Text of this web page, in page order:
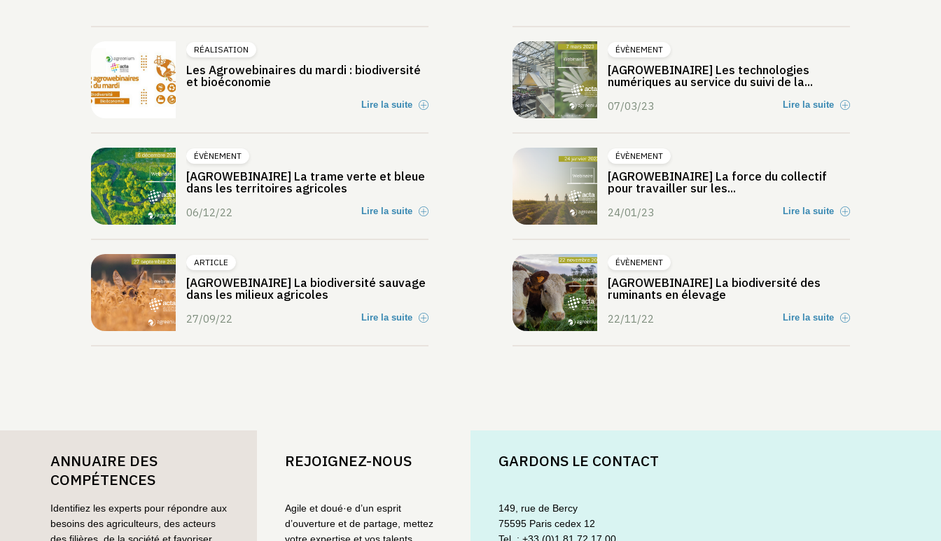
RÉALISATION
Les Agrowebinaires du mardi : biodiversité
et bioéconomie
Lire la suite
ÉVÈNEMENT
[AGROWEBINAIRE] La trame verte et bleue
dans les territoires agricoles
06/12/22 Lire la suite
ARTICLE
[AGROWEBINAIRE] La biodiversité sauvage
dans les milieux agricoles
27/09/22 Lire la suite
ÉVÈNEMENT
[AGROWEBINAIRE] Les technologies
numériques au service du suivi de la...
07/03/23 Lire la suite
ÉVÈNEMENT
[AGROWEBINAIRE] La force du collectif
pour travailler sur les...
24/01/23 Lire la suite
ÉVÈNEMENT
[AGROWEBINAIRE] La biodiversité des
ruminants en élevage
22/11/22 Lire la suite
ANNUAIRE DES
COMPÉTENCES
Identifiez les experts pour répondre aux
besoins des agriculteurs, des acteurs
REJOIGNEZ-NOUS
Agile et doué·e d’un esprit
d’ouverture et de partage, mettez
GARDONS LE CONTACT
149, rue de Bercy
75595 Paris cedex 12